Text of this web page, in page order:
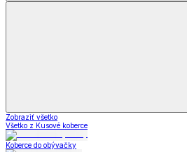
Zobraziť všetko
Všetko z Kusové koberce
Koberce do obývačky